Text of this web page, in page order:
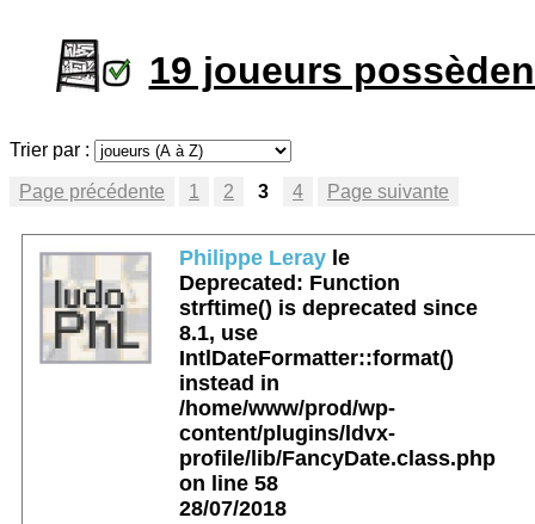
19 joueurs
Trier par :
Page précédente 1 2 3 4 Page suivante
Philippe Lerayle
Deprecated : Function
strftime() is deprecated since
8.1, use
IntlDateFormatter::format()
instead in
/home/www/prod/wp-
content/plugins/ldvx-
profile/lib/FancyDate.class.php
on line 58
28/07/2018